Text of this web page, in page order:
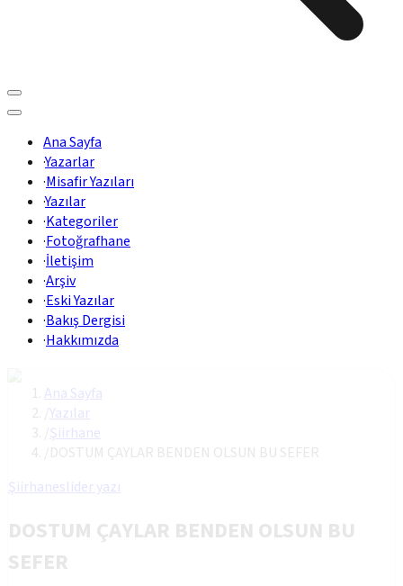
Ana Sayfa
·Yazarlar
·Misafir Yazıları
·Yazılar
·Kategoriler
·Fotoğrafhane
·İletişim
·Arşiv
·Eski Yazılar
·Bakış Dergisi
·Hakkımızda
Ana Sayfa
Yazılar
Şiirhane
DOSTUM ÇAYLAR BENDEN OLSUN BU SEFER
Şiirhaneslider yazı
DOSTUM ÇAYLAR BENDEN OLSUN BU
SEFER